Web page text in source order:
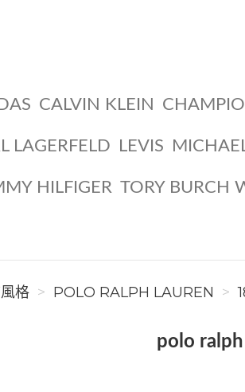
CALVIN KLEIN
LAGERFELD LEVIS
HILFIGER TORY BURCH
格 POLO RALPH LAUREN
polo